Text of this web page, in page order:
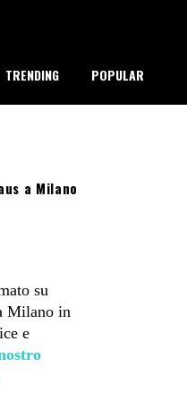
TRENDING POPULAR
a Milano
su
Milano in
e